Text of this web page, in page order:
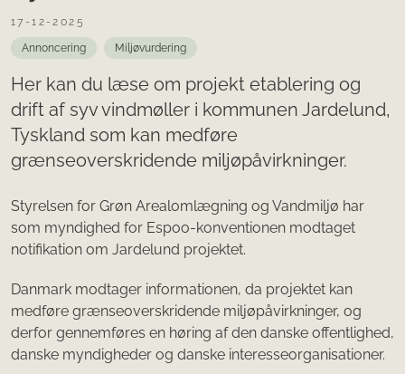
17-12-2025
Annoncering Miljøvurdering
Her kan du læse om projekt etablering og
drift af syv vindmøller i kommunen Jardelund,
Tyskland som kan medføre
grænseoverskridende miljøpåvirkninger.
Styrelsen for Grøn Arealomlægning og Vandmiljø har
som myndighed for Espoo-konventionen modtaget
notifikation om Jardelund projektet.
Danmark modtager informationen, da projektet kan
medføre grænseoverskridende miljøpåvirkninger, og
derfor gennemføres en høring af den danske offentlighed,
danske myndigheder og danske interesseorganisationer.